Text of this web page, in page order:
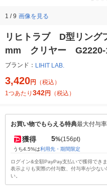
1 / 9 画像を見る
リヒトラブ D型リン
mm クリヤー
ブランド： LIHIT LAB.
3,420円
（税込）
1つあたり 342円 （税込）
お買い物でもらえる特典最大付与
獲得 5%(156pt)
うち4.5%は利用先・期間限定
ログイン&全額PayPay支払いで獲得でき
表示よりも実際の付与数、付与率が少な
い。